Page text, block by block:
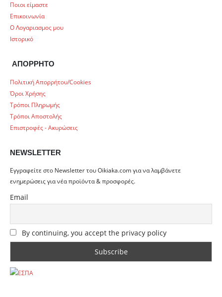
Ποιοι είμαστε
Επικοινωνία
Ο Λογαριασμος μου
Ιστορικό
ΑΠΟΡΡΗΤΟ
Πολιτική Απορρήτου/Cookies
Όροι Χρήσης
Τρόποι Πληρωμής
Τρόποι Αποστολής
Επιστροφές - Ακυρώσεις
NEWSLETTER
Εγγραφείτε στο Newsletter του Oikiaka.com για να λαμβάνετε
ενημερώσεις για νέα προϊόντα & προσφορές.
Email
By continuing, you accept the privacy policy